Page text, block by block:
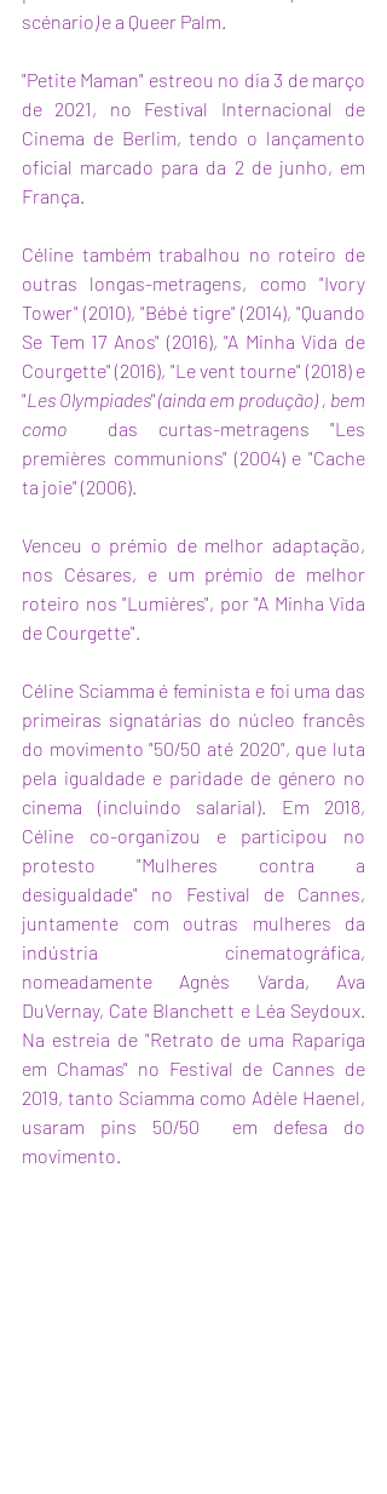
scénario) e a Queer Palm.
"Petite Maman" estreou no dia 3 de março
de 2021, no Festival Internacional de
Cinema de Berlim, tendo o lançamento
oficial marcado para da 2 de junho, em
França.
Céline também trabalhou no roteiro de
outras longas-metragens, como "Ivory
Tower" (2010), "Bébé tigre" (2014), "Quando
Se Tem 17 Anos" (2016), "A Minha Vida de
Courgette" (2016), "Le vent tourne" (2018) e
"Les Olympiades" (ainda em produção) , bem
como
das curtas-metragens "Les
premières communions" (2004) e "Cache
ta joie" (2006).
Venceu o prémio de melhor adaptação,
nos Césares, e um prémio de melhor
roteiro nos "Lumières", por "A Minha Vida
de Courgette".
Céline Sciamma é feminista e foi uma das
primeiras signatárias do núcleo francês
do movimento "50/50 até 2020", que luta
pela igualdade e paridade de género no
cinema (incluindo salarial). Em 2018,
Céline co-organizou e participou no
protesto "Mulheres contra a
desigualdade" no Festival de Cannes,
juntamente com outras mulheres da
indústria cinematográfica,
nomeadamente Agnès Varda, Ava
DuVernay, Cate Blanchett e Léa Seydoux.
Na estreia de "Retrato de uma Rapariga
em Chamas" no Festival de Cannes de
2019, tanto Sciamma como Adèle Haenel,
usaram pins 50/50  em defesa do
movimento.